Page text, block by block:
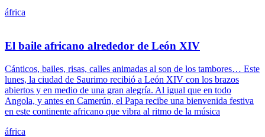
áfrica
El baile africano alrededor de León XIV
Cánticos, bailes, risas, calles animadas al son de los tambores… Este
lunes, la ciudad de Saurimo recibió a León XIV con los brazos
abiertos y en medio de una gran alegría. Al igual que en todo
Angola, y antes en Camerún, el Papa recibe una bienvenida festiva
en este continente africano que vibra al ritmo de la música
áfrica